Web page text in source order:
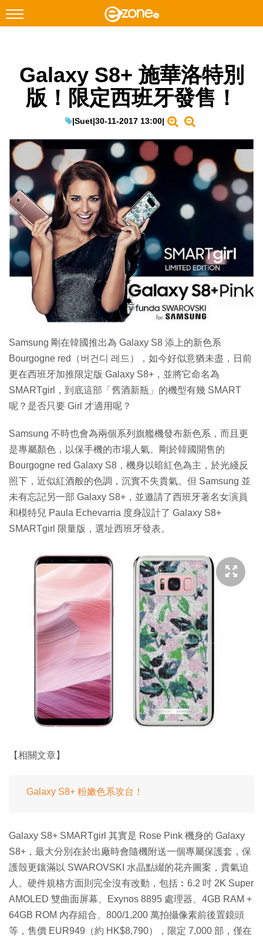
Facebook Instagram
科技焦點
遊戲動漫
教學評測
EduTech
IT Times
生成式AI與雲端應用
Enterprise Digital Transformation
特集
Galaxy S8+ 施華洛特別
版！限定西班牙發售！
|Suet|30-11-2017 13:00|
Samsung 剛在韓國推出為 Galaxy S8 添上的新色系
Bourgogne red（버건디 레드），如今好似意猶未盡，日前
更在西班牙加推限定版 Galaxy S8+，並將它命名為
SMARTgirl，到底這部「舊酒新瓶」的機型有幾 SMART
呢？是否只要 Girl 才適用呢？
Samsung 不時也會為兩個系列旗艦機發布新色系，而且更
是專屬顏色，以保手機的市場人氣。剛於韓國開售的
Bourgogne red Galaxy S8，機身以暗紅色為主，於光綫反
照下，近似紅酒般的色調，沉實不失貴氣。但 Samsung 並
未有忘記另一部 Galaxy S8+，並邀請了西班牙著名女演員
和模特兒 Paula Echevarria 度身設計了 Galaxy S8+
SMARTgirl 限量版，選址西班牙發表。
【相關文章】
Galaxy S8+ 粉嫩色系攻台！
Galaxy S8+ SMARTgirl 其實是 Rose Pink 機身的 Galaxy
S8+，最大分別在於出廠時會隨機附送一個專屬保護套，保
護殼更鑲滿以 SWAROVSKI 水晶點綴的花卉圖案，貴氣迫
人。硬件規格方面則完全沒有改動，包括︰6.2 吋 2K Super
AMOLED 雙曲面屏幕、Exynos 8895 處理器、4GB RAM +
64GB ROM 內存組合、800/1,200 萬拍攝像素前後置鏡頭
等，售價 EUR949（約 HK$8,790），限定 7,000 部，僅在